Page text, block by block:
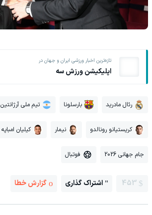
تازه‌ترین اخبار ورزشی ایران و جهان در
اپلیکیشن ورزش سه
رئال مادرید بارسلونا تیم ملی آرژانتین
کریستیانو رونالدو نیمار کیلیان امباپه
جام جهانی 2026 فوتبال
453 اشتراک گذاری گزارش خطا